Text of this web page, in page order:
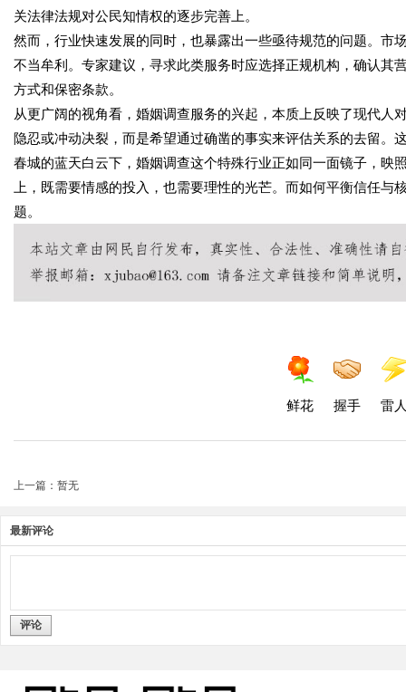
关法律法规对公民知情权的逐步完善上。
然而，行业快速发展的同时，也暴露出一些亟待规范的问题。市
不当牟利。专家建议，寻求此类服务时应选择正规机构，确认其
方式和保密条款。
从更广阔的视角看，婚姻调查服务的兴起，本质上反映了现代
隐忍或冲动决裂，而是希望通过确凿的事实来评估关系的去留
春城的蓝天白云下，婚姻调查这个特殊行业正如同一面镜子，映
上，既需要情感的投入，也需要理性的光芒。而如何平衡信任
题。
鲜花 握手 雷
上一篇：暂无
最新评论
评论